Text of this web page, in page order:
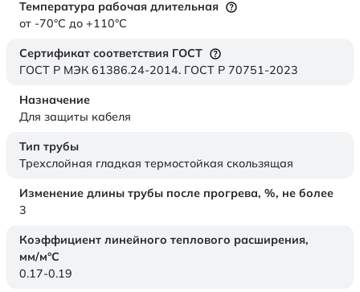
Температура рабочая длительная
от -70°C до +110°C
Сертификат соответствия ГОСТ
ГОСТ Р МЭК 61386.24-2014. ГОСТ Р 70751-2023
Назначение
Для защиты кабеля
Тип трубы
Трехслойная гладкая термостойкая скользящая
Изменение длины трубы после прогрева, %, не более
3
Коэффициент линейного теплового расширения,
мм/м°С
0.17-0.19